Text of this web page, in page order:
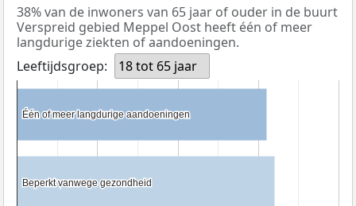
38% van de inwoners van 65 jaar of ouder in de buurt
Verspreid gebied Meppel Oost heeft één of meer
langdurige ziekten of aandoeningen.
Leeftijdsgroep:
18 tot 65 jaar
Één of meer langdurige aandoeningen
Één of meer langdurige aandoeningen
Beperkt vanwege gezondheid
Beperkt vanwege gezondheid